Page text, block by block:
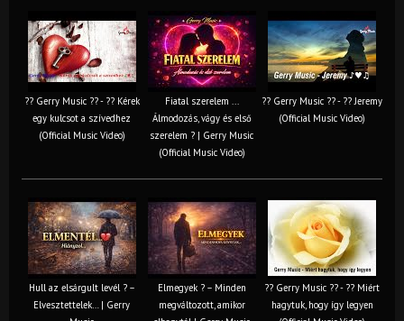
?? Gerry Music ?? - ?? Kérek
egy kulcsot a szívedhez
(Official Music Video)
Fiatal szerelem ...
Álmodozás, vágy és első
szerelem ? | Gerry Music
(Official Music Video)
?? Gerry Music ?? - ?? Jeremy
(Official Music Video)
Hull az elsárgult levél ? –
Elvesztettelek… | Gerry
Elmegyek ? – Minden
megváltozott, amikor
?? Gerry Music ?? - ?? Miért
hagytuk, hogy így legyen